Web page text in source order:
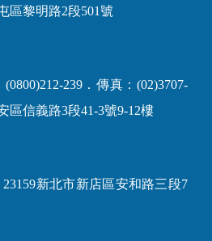
區黎明路2段501號
239．傳真：(02)3707-
區信義路3段41-3號9-12樓
23159新北市新店區安和路三段7